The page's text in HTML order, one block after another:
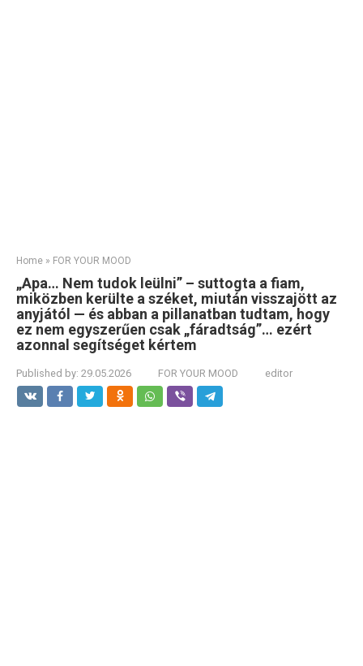
Home » FOR YOUR MOOD
„Apa… Nem tudok leülni” – suttogta a fiam,
miközben kerülte a széket, miután visszajött az
anyjától — és abban a pillanatban tudtam, hogy
ez nem egyszerűen csak „fáradtság”… ezért
azonnal segítséget kértem
Published by: 29.05.2026 FOR YOUR MOOD editor